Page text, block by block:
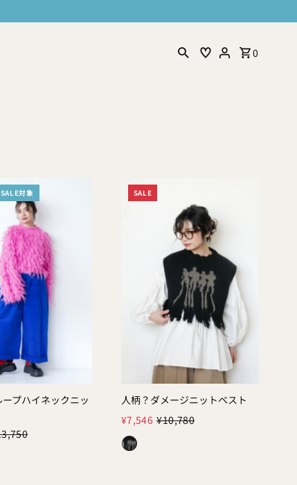
0
対象
プハイネックニッ
SALE
Color:
人柄？ダメージニットベスト
¥7,546 ¥10,780